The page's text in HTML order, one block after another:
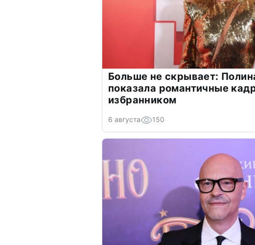
Больше не скрывает:
показала романтичные
избранником
6 августа 150